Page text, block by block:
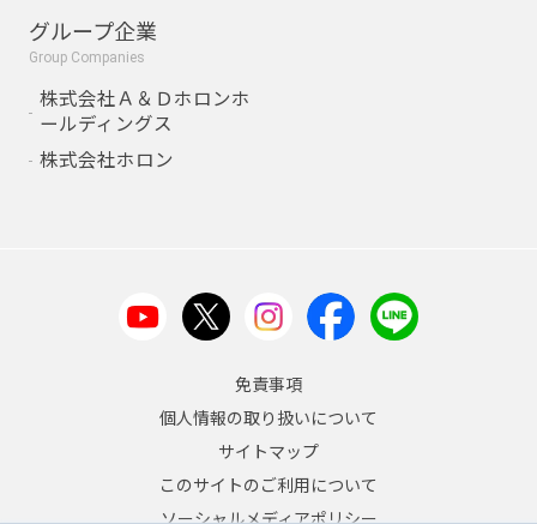
グループ企業
Group Companies
株式会社Ａ＆Ｄホロンホ
ールディングス
株式会社ホロン
免責事項
個人情報の取り扱いについて
サイトマップ
このサイトのご利用について
ソーシャルメディアポリシー